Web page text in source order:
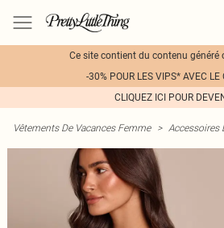
Ce site contient du contenu généré
-30% POUR LES VIPS* AVEC LE
CLIQUEZ ICI POUR
Vêtements De Vacances Femme > Accessoires